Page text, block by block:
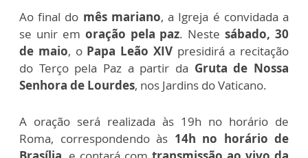
Ao final do mês mariano, a Igreja é convidada a
se unir em oração pela paz. Neste sábado, 30
de maio, o Papa Leão XIVpresidirá a recitação
do Terço pela Paz a partir da Gruta de Nossa
Senhora de Lourdes, nos Jardins do Vaticano.
A oração será realizada às 19h no horário de
Roma, correspondendo às 14h no horário de